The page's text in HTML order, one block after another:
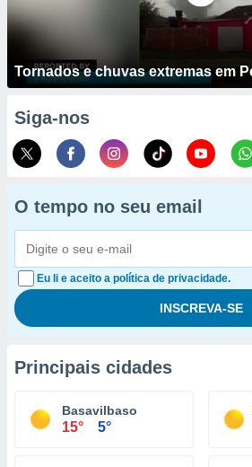
Tornados e chuvas extremas em
Siga-nos
O tempo no seu email
Eu li e aceito a política de privacidade.
Principais cidades
Basavilbaso
15° 5°